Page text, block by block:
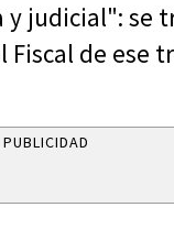
judicial": se
Fiscal de ese
PUBLICIDAD